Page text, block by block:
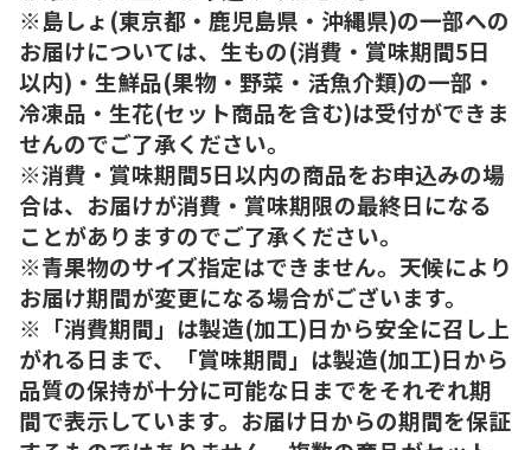
※島しょ(東京都・鹿児島県・沖縄県)の一部への
お届けについては、生もの(消費・賞味期間5日
以内)・生鮮品(果物・野菜・活魚介類)の一部・
冷凍品・生花(セット商品を含む)は受付ができま
せんのでご了承ください。
※消費・賞味期間5日以内の商品をお申込みの場
合は、お届けが消費・賞味期限の最終日になる
ことがありますのでご了承ください。
※青果物のサイズ指定はできません。天候により
お届け期間が変更になる場合がございます。
※「消費期間」は製造(加工)日から安全に召し上
がれる日まで、「賞味期間」は製造(加工)日から
品質の保持が十分に可能な日までをそれぞれ期
間で表示しています。お届け日からの期間を保証